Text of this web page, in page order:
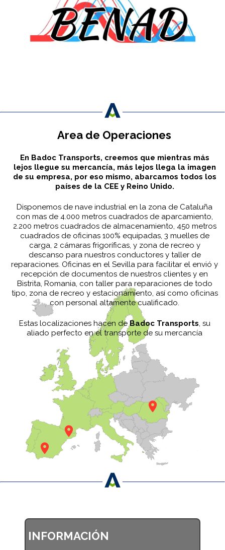
En Badoc Transports, creemos que mientras más
lejos llegue su mercancía, más lejos llega la imagen
de su empresa, por eso mismo, abarcamos todos los
países de la CEE y Reino Unido.
Disponemos de nave industrial en la zona de Cataluña
con mas de 4.000 metros cuadrados de aparcamiento,
2.200 metros cuadrados de almacenamiento, 450 metros
cuadrados de oficinas 100% equipadas, 3 muelles de
carga, 2 cámaras frigoríficas, y zona de recreo y
descanso para nuestros conductores y taller de
reparaciones. Oficinas en el Sevilla para facilitar el envió y
recepción de documentos de nuestros clientes y en
Bistrita, Romania, con taller para reparaciones de todo
tipo, zona de recreo y estacionamiento, así como oficinas
con personal altamente cualificado.
Estas localizaciones hacen deBadoc Transports, su
aliado perfecto en el transporte de su mercancía
Area de Operaciones
location_on
location_on
location_on
INFORMACIÓN